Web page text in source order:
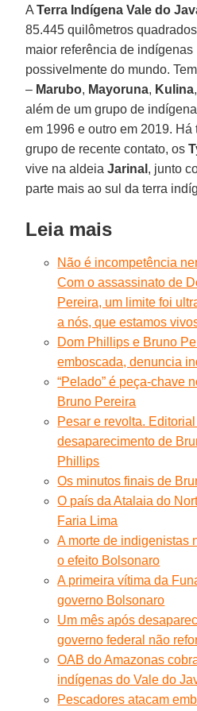
ATerra Indígena Vale do
85.445 quilômetros
maior referência de
possivelmente do mundo.
– Marubo, Mayoruna, Kulina,
além de um grupo de
em 1996 e outro em 2019.
grupo de recente contato, os
vive na aldeiaJarinal , junto
parte mais ao sul da terra
Leia mais
Não é incompetência
Com o assassinato de
Pereira, um limite foi
a nós, que estamos
Dom Phillips e Bruno
emboscada, denuncia
“Pelado” é peça-chave
Bruno Pereira
Pesar e revolta.
desaparecimento de
Phillips
Os minutos finais de
O país da Atalaia do
Faria Lima
A morte de indigenistas
o efeito Bolsonaro
A primeira vítima da
governo Bolsonaro
Um mês após
governo federal não
OAB do Amazonas
indígenas do Vale do
Pescadores atacam